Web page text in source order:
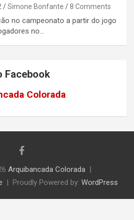
Simone Bonfante 8 Comments
no campeonato a partir do jogo
no…
Facebook
Colorada
Arquibancada Colorada
Proudly Powered by: WordPress